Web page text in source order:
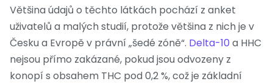
Většina údajů o těchto látkách pochází z anket
uživatelů a malých studií, protože většina z nich je v
Česku a Evropě v právní „šedé zóně“. Delta-10 a HHC
nejsou přímo zakázané, pokud jsou odvozeny z
konopí s obsahem THC pod 0,2 %, což je základní